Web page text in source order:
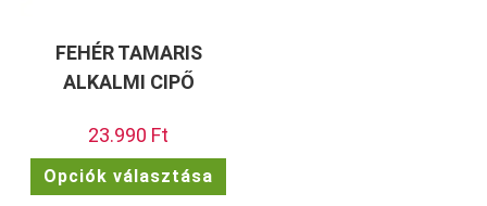
FEHÉR TAMARIS
ALKALMI CIPŐ
23.990 Ft
Opciók választása
terméknek